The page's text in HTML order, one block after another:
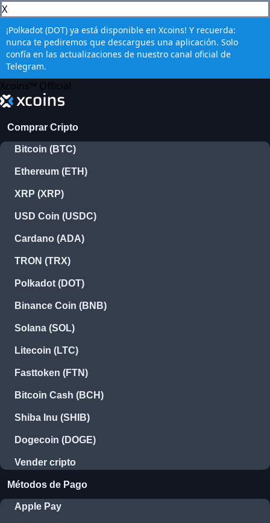
X
¡Polkadot (DOT) ya está disponible en Xcoins! Y recuerda:
nunca te pediremos que descargues una aplicación. Solo
confía en las actualizaciones de nuestro canal oficial de
Telegram.
Xcoins™ Official
Comprar Cripto
Bitcoin (BTC)
Ethereum (ETH)
XRP (XRP)
USD Coin (USDC)
Cardano (ADA)
TRON (TRX)
Polkadot (DOT)
Binance Coin (BNB)
Solana (SOL)
Litecoin (LTC)
Fasttoken (FTN)
Bitcoin Cash (BCH)
Shiba Inu (SHIB)
Dogecoin (DOGE)
Vender cripto
Métodos de Pago
Apple Pay